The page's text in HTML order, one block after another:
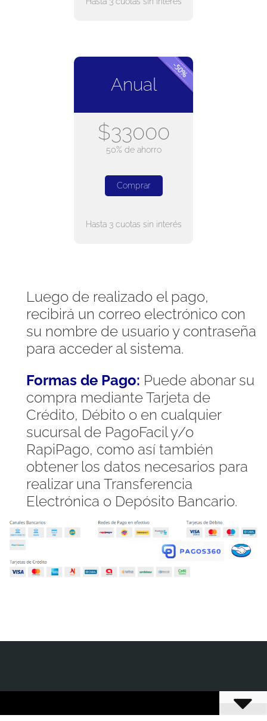
Anual
$33000
50% de ahorro
Comprar
Hasta 3 cuotas sin interés
Luego de realizado el pago,
recibirá un correo electrónico con
su nombre de usuario y contraseña
para acceder al sistema.
Formas de Pago: Puede abonar su
compra mediante Tarjeta de
Crédito, Débito o en cualquier
sucursal de PagoFacil y/o
RapiPago, como así también
obtener los datos necesarios para
realizar una Transferencia
Electrónica o Depósito Bancario.